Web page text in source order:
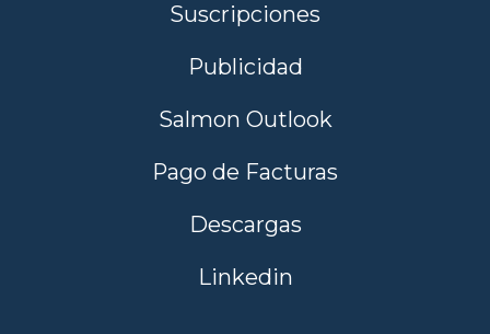
Suscripciones
Publicidad
Salmon Outlook
Pago de Facturas
Descargas
Linkedin